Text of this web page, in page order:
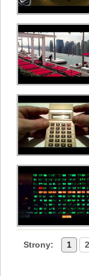
Strony: 1 2